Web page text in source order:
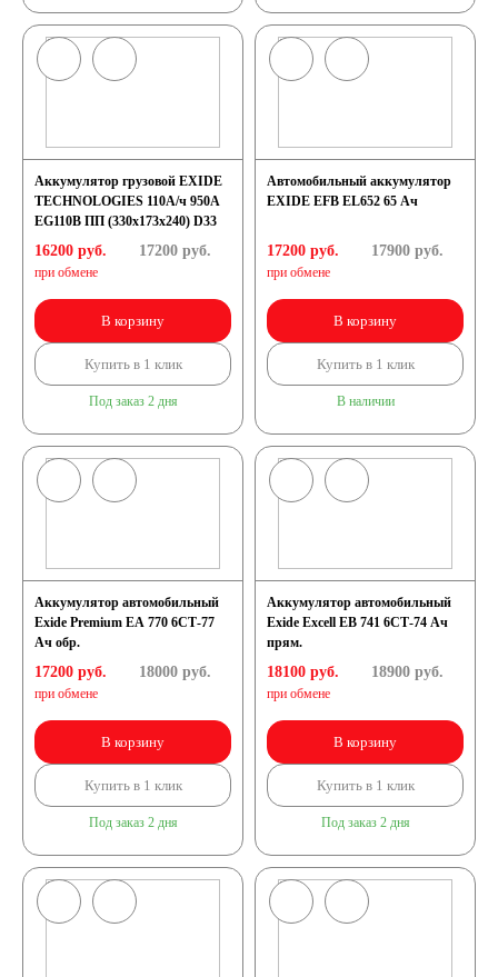
190 А/ч
200 А/ч
210 А/ч
220 А/ч
225 А/ч
235 А/ч
250 А/ч
Аккумуляторы по
технологии
Аккумуляторы
START-STOP
Аккумулятор грузовой EXIDE
TECHNOLOGIES 110А/ч 950А
EG110B ПП (330х173х240) D33
16200 руб.
при обмене
17200руб.
В корзину
Купить в 1 клик
Под заказ 2 дня
Автомобильный аккумулятор
EXIDE EFB EL652 65 Ач
17200 руб.
при обмене
17900руб.
В корзину
Купить в 1 клик
В наличии
Аккумулятор автомобильный
Exide Premium EA 770 6СТ-77
Ач обр.
17200 руб.
при обмене
18000руб.
В корзину
Купить в 1 клик
Под заказ 2 дня
Аккумулятор автомобильный
Exide Excell EB 741 6СТ-74 Ач
прям.
18100 руб.
при обмене
18900руб.
В корзину
Купить в 1 клик
Под заказ 2 дня